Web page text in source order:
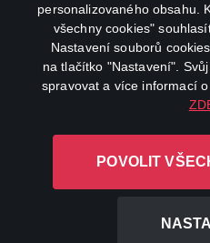
personalizovaného obsahu.
všechny cookies"
Nastavení souborů
na tlačítko "Nastavení".
spravovat a více informací
POVOLIT
L-1246 Luxembourg R.C.S.